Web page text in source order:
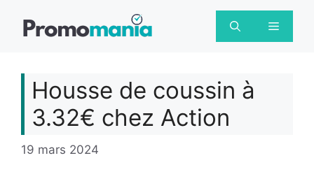
Menu
Housse de coussin à
3.32€ chez Action
19 mars 2024